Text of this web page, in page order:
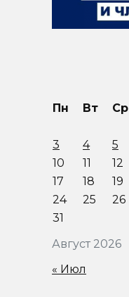
Август 2026
Пн Вт Ср
3
4 5
10
11 12
17
18 19
24
25 26
31
« Июл